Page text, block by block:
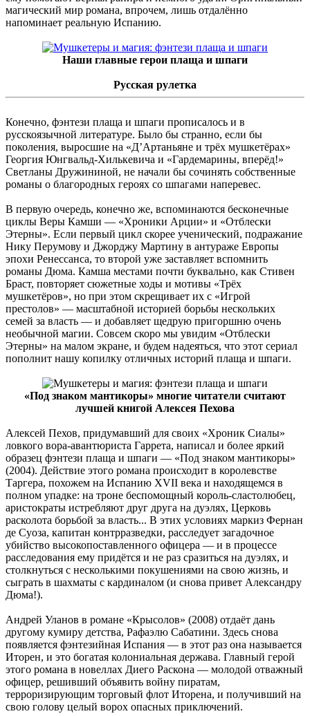
магический мир романа, впрочем, лишь отдалённо
напоминает реальную Испанию.
Наши главные герои плаща и шпаги
Русская рулетка
Конечно, фэнтези плаща и шпаги прописалось и в
русскоязычной литературе. Было бы странно, если бы
поколения, выросшие на «Д’Артаньяне и трёх мушкетёрах»
Георгия Юнгвальд-Хилькевича и «Гардемарины, вперёд!»
Светланы Дружининой, не начали бы сочинять собственные
романы о благородных героях со шпагами наперевес.
В первую очередь, конечно же, вспоминаются бесконечные
циклы Веры Камши — «Хроники Арции» и «Отблески
Этерны». Если первый цикл скорее ученический, подражание
Нику Перумову и Джорджу Мартину в антураже Европы
эпохи Ренессанса, то второй уже заставляет вспомнить
романы Дюма. Камша местами почти буквально, как Стивен
Браст, повторяет сюжетные ходы и мотивы «Трёх
мушкетёров», но при этом скрещивает их с «Игрой
престолов» — масштабной историей борьбы нескольких
семей за власть — и добавляет щедрую пригоршню очень
необычной магии. Совсем скоро мы увидим «Отблески
Этерны» на малом экране, и будем надеяться, что этот сериал
пополнит нашу копилку отличных историй плаща и шпаги.
«Под знаком мантикоры» многие читатели считают
лучшей книгой Алексея Пехова
Алексей Пехов, придумавший для своих «Хроник Сиалы»
ловкого вора-авантюриста Гаррета, написал и более яркий
образец фэнтези плаща и шпаги — «Под знаком мантикоры»
(2004). Действие этого романа происходит в королевстве
Таргера, похожем на Испанию XVII века и находящемся в
полном упадке: на троне беспомощный король-сластолюбец,
аристократы истребляют друг друга на дуэлях, Церковь
расколота борьбой за власть... В этих условиях маркиз Фернан
де Суоза, капитан контрразведки, расследует загадочное
убийство высокопоставленного офицера — и в процессе
расследования ему придётся и не раз сразиться на дуэлях, и
столкнуться с несколькими покушениями на свою жизнь, и
сыграть в шахматы с кардиналом (и снова привет Александру
Дюма!).
Андрей Уланов в романе «Крысолов» (2008) отдаёт дань
другому кумиру детства, Рафаэлю Сабатини. Здесь снова
появляется фэнтезийная Испания — в этот раз она называется
Иторен, и это богатая колониальная держава. Главный герой
этого романа в новеллах Диего Раскона — молодой отважный
офицер, решивший объявить войну пиратам,
терроризирующим торговый флот Иторена, и получивший на
свою голову целый ворох опасных приключений.